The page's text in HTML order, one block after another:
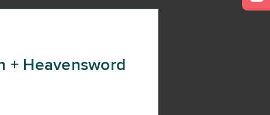
+ Heavensword